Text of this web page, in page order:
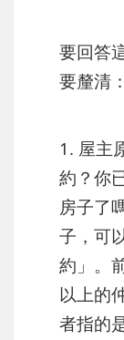
要回答
要釐清：
1. 屋主
約？你
房子了
子，可
約」 。
以上的
者指的